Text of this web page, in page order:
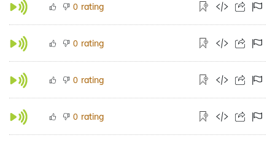
0 rating
0 rating
0 rating
0 rating